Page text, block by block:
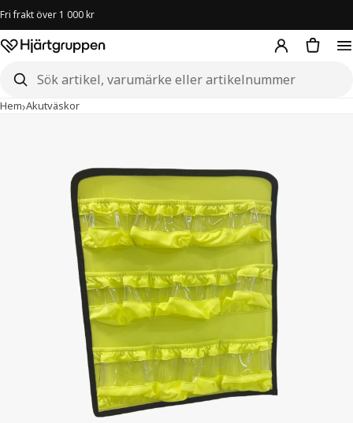
Fri frakt över 1 000 kr
Hjärtgruppen – startsida
Sök i butiken
Hem›Akutväskor
›Sacci Medpac Innervägg 1 Standard Mini Akut